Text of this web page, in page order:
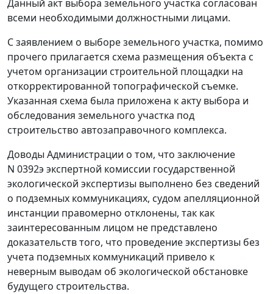
Данный акт выбора земельного участка согласован
всеми необходимыми должностными лицами.
С заявлением о выборе земельного участка, помимо
прочего прилагается схема размещения объекта с
учетом организации строительной площадки на
откорректированной топографической съемке.
Указанная схема была приложена к акту выбора и
обследования земельного участка под
строительство автозаправочного комплекса.
Доводы Администрации о том, что заключение
N 0392э экспертной комиссии государственной
экологической экспертизы выполнено без сведений
о подземных коммуникациях, судом апелляционной
инстанции правомерно отклонены, так как
заинтересованным лицом не представлено
доказательств того, что проведение экспертизы без
учета подземных коммуникаций привело к
неверным выводам об экологической обстановке
будущего строительства.